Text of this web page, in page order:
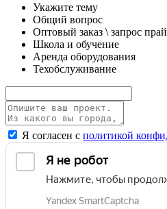
Укажите тему
Общий вопрос
Оптовый заказ \ запрос
Школа и обучение
Аренда оборудования
Техобслуживание
Я согласен с политикой